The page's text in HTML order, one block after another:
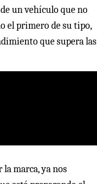
un vehículo que no
el primero de su tipo,
que supera las
la marca, ya nos